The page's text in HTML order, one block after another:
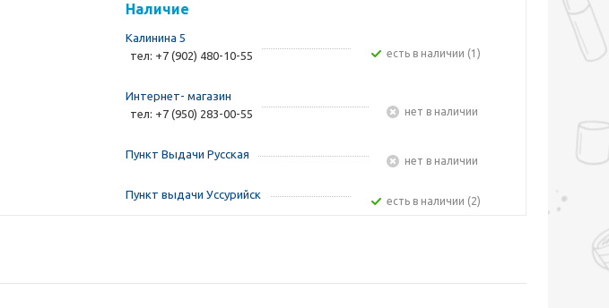
Наличие
Калинина 5
тел: +7 (902) 480-10-55
Есть в наличии (1)
Интернет- магазин
тел: +7 (950) 283-00-55
Нет в наличии
Пункт Выдачи Русская Нет в наличии
Пункт выдачи Уссурийск Есть в наличии (2)